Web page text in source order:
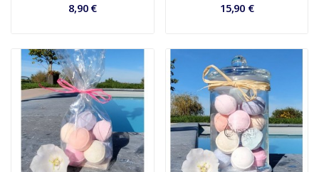
8,90 € 15,90 €